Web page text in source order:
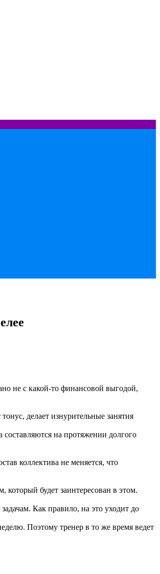
не с какой-то финансовой выгодой,
делает изнурительные занятия
на протяжении долгого
коллектива не меняется, что
будет заинтересован в этом.
Как правило, на это уходит до
Поэтому тренер в то же время ведет